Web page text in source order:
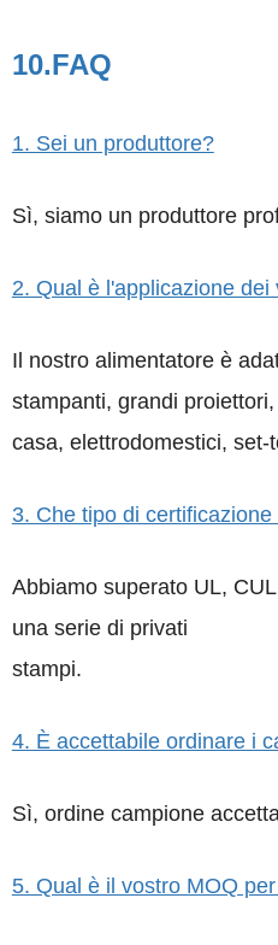
10.FAQ
1. Sei un produttore?
Sì, siamo un produttore
2. Qual è l'applicazione dei
Il nostro alimentatore è
stampanti, grandi
casa, elettrodomestici,
3. Che tipo di certificazione
Abbiamo superato UL,
una serie di privati
stampi.
4. È accettabile ordinare i
Sì, ordine campione
5. Qual è il vostro MOQ